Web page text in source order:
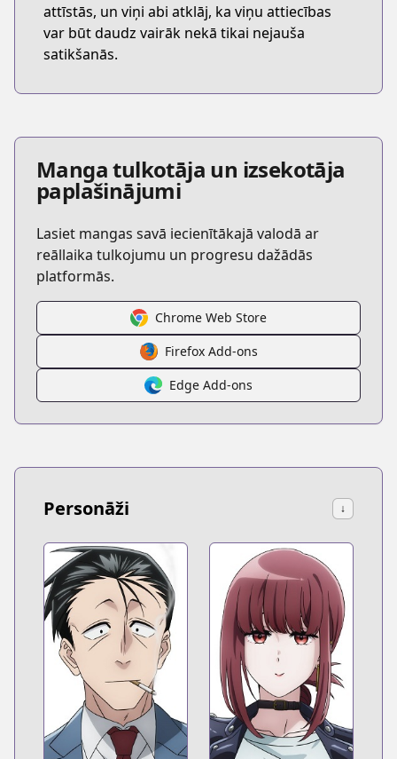
attīstās, un viņi abi atklāj, ka viņu attiecības
var būt daudz vairāk nekā tikai nejauša
satikšanās.
Manga tulkotāja un izsekotāja
paplašinājumi
Lasiet mangas savā iecienītākajā valodā ar
reāllaika tulkojumu un progresu dažādās
platformās.
Chrome Web Store
Firefox Add-ons
Edge Add-ons
Personāži ↓